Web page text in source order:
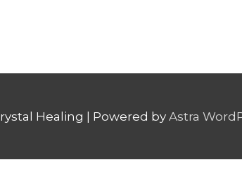
Healing | Powered by Astra